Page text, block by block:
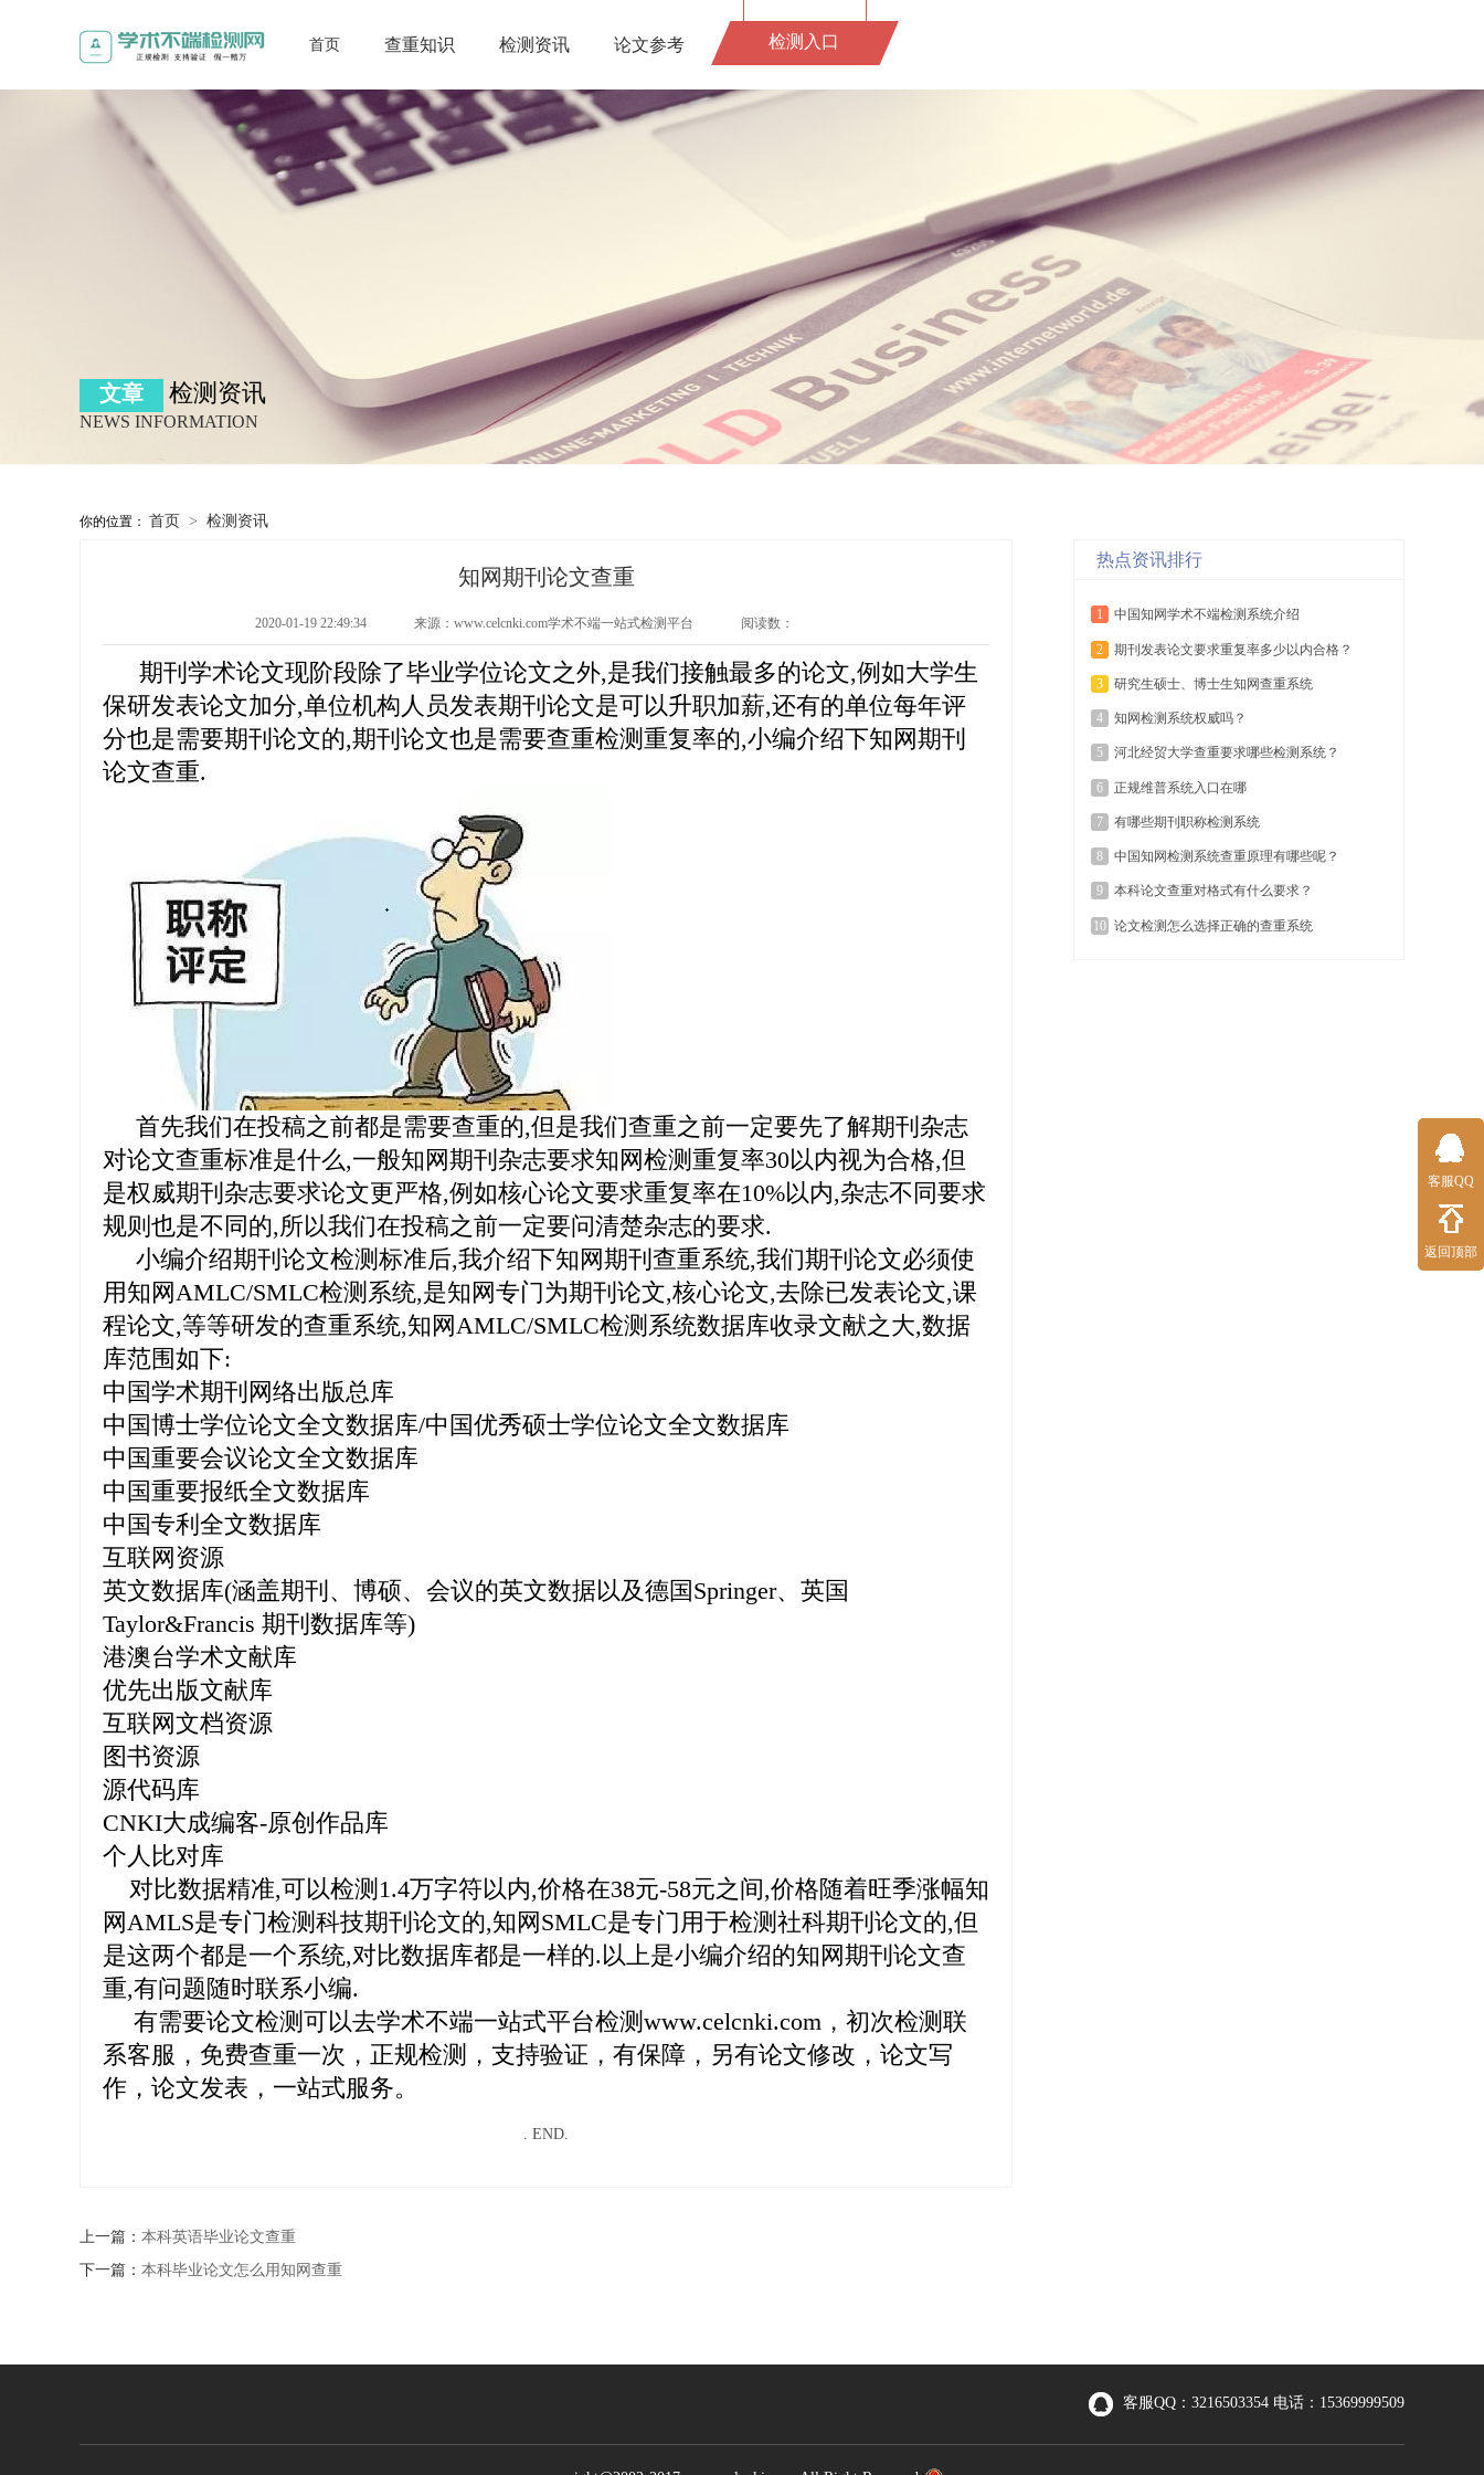
首页 查重知识 检测资讯 论文参考 检测入口
文章 检测资讯
NEWS INFORMATION
你的位置： 首页 > 检测资讯
知网期刊论文查重
2020-01-19 22:49:34 来源：www.celcnki.com学术不端一站式检测平台 阅读数：
期刊学术论文现阶段除了毕业学位论文之外,是我们接触最多的论文,例如大学生
保研发表论文加分,单位机构人员发表期刊论文是可以升职加薪,还有的单位每年评
分也是需要期刊论文的,期刊论文也是需要查重检测重复率的,小编介绍下知网期刊
论文查重.
首先我们在投稿之前都是需要查重的,但是我们查重之前一定要先了解期刊杂志
对论文查重标准是什么,一般知网期刊杂志要求知网检测重复率30以内视为合格,但
是权威期刊杂志要求论文更严格,例如核心论文要求重复率在10%以内,杂志不同要求
规则也是不同的,所以我们在投稿之前一定要问清楚杂志的要求.
小编介绍期刊论文检测标准后,我介绍下知网期刊查重系统,我们期刊论文必须使
用知网AMLC/SMLC检测系统,是知网专门为期刊论文,核心论文,去除已发表论文,课
程论文,等等研发的查重系统,知网AMLC/SMLC检测系统数据库收录文献之大,数据
库范围如下:
中国学术期刊网络出版总库
中国博士学位论文全文数据库/中国优秀硕士学位论文全文数据库
中国重要会议论文全文数据库
中国重要报纸全文数据库
中国专利全文数据库
互联网资源
英文数据库(涵盖期刊、博硕、会议的英文数据以及德国Springer、英国
Taylor&Francis 期刊数据库等)
港澳台学术文献库
优先出版文献库
互联网文档资源
图书资源
源代码库
CNKI大成编客-原创作品库
个人比对库
对比数据精准,可以检测1.4万字符以内,价格在38元-58元之间,价格随着旺季涨幅知
网AMLS是专门检测科技期刊论文的,知网SMLC是专门用于检测社科期刊论文的,但
是这两个都是一个系统,对比数据库都是一样的.以上是小编介绍的知网期刊论文查
重,有问题随时联系小编.
有需要论文检测可以去学术不端一站式平台检测www.celcnki.com，初次检测联
系客服，免费查重一次，正规检测，支持验证，有保障，另有论文修改，论文写
作，论文发表，一站式服务。
. END.
热点资讯排行
1 中国知网学术不端检测系统介绍
2 期刊发表论文要求重复率多少以内合格？
3 研究生硕士、博士生知网查重系统
4 知网检测系统权威吗？
5 河北经贸大学查重要求哪些检测系统？
6 正规维普系统入口在哪
7 有哪些期刊职称检测系统
8 中国知网检测系统查重原理有哪些呢？
9 本科论文查重对格式有什么要求？
10 论文检测怎么选择正确的查重系统
上一篇： 本科英语毕业论文查重
下一篇： 本科毕业论文怎么用知网查重
客服QQ
返回顶部
客服QQ：3216503354 电话：15369999509